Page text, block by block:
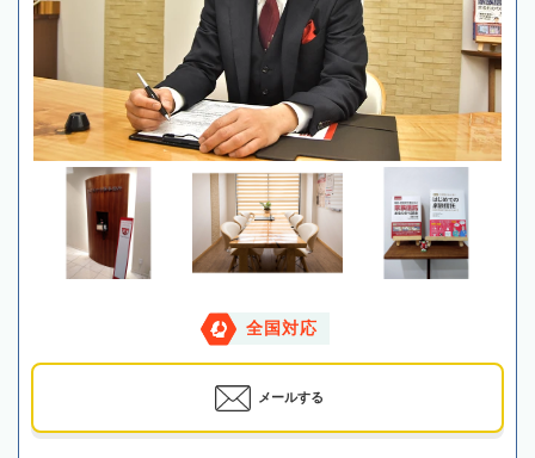
全国対応
メールする